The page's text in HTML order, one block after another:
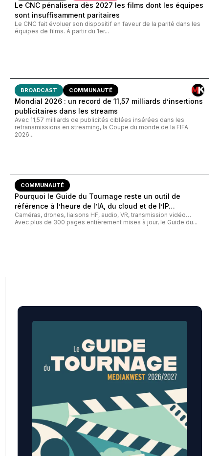
Le CNC pénalisera dès 2027 les films dont les équipes
sont insuffisamment paritaires
Le CNC fait évoluer son dispositif en faveur de la parité dans les
équipes de films. À partir du 1er...
BROADCAST COMMUNAUTÉ
Mondial 2026 : un record de 11,57 milliards d’insertions
publicitaires dans les streams
Avec 11,57 milliards de publicités ciblées insérées dans les
retransmissions en streaming, la Coupe du monde de la FIFA
2026...
COMMUNAUTÉ
Pourquoi le Guide du Tournage reste un outil de
référence à l’heure de l’IA, du cloud et de l’IP…
Caméras, drones, liaisons HF, audio, VR, transmission vidéo…
Avec plus de 300 pages entièrement mises à jour, le Guide du...